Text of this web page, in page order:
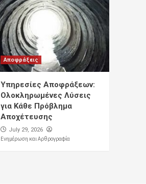
Αποφράξεις
Υπηρεσίες Αποφράξεων:
Ολοκληρωμένες Λύσεις
για Κάθε Πρόβλημα
Αποχέτευσης
July 29, 2026
Ενημέρωση και Αρθρογραφία